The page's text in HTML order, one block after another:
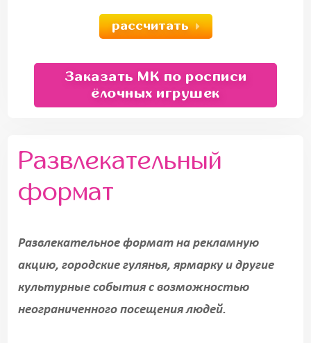
Развлекательный
формат
Развлекательное формат на рекламную
акцию, городские гулянья, ярмарку и другие
культурные события с возможностью
неограниченного посещения людей.
рассчитать
Заказать МК по росписи
ёлочных игрушек